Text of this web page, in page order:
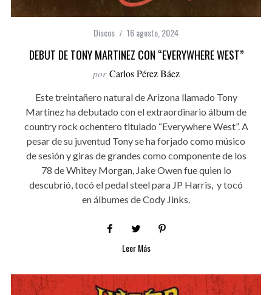
Discos 16 agosto, 2024
DEBUT DE TONY MARTINEZ CON “EVERYWHERE WEST”
por Carlos Pérez Báez
Este treintañero natural de Arizona llamado Tony
Martinez ha debutado con el extraordinario álbum de
country rock ochentero titulado “Everywhere West”. A
pesar de su juventud Tony se ha forjado como músico
de sesión y giras de grandes como componente de los
78 de Whitey Morgan, Jake Owen fue quien lo
descubrió, tocó el pedal steel para JP Harris, y tocó
en álbumes de Cody Jinks.
Leer Más